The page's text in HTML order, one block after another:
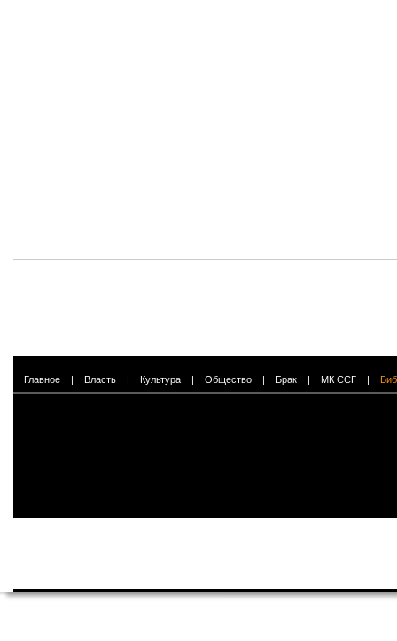
Главное | Власть | Культура | Общество | Брак | МК ССГ |